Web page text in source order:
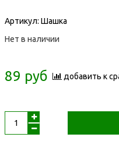
Артикул: Шашка
Нет в наличии
89 руб добавить к